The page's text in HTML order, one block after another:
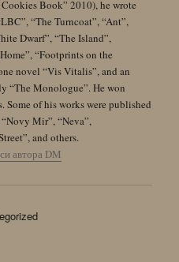
Book” 2010), he wrote
“The Turncoat”, “Ant”,
Dwarf”, “The Island”,
“Footprints on the
novel “Vis Vitalis”, and an
“The Monologue”. He won
Some of his works were published
Mir”, “Neva”,
and others.
автора DM